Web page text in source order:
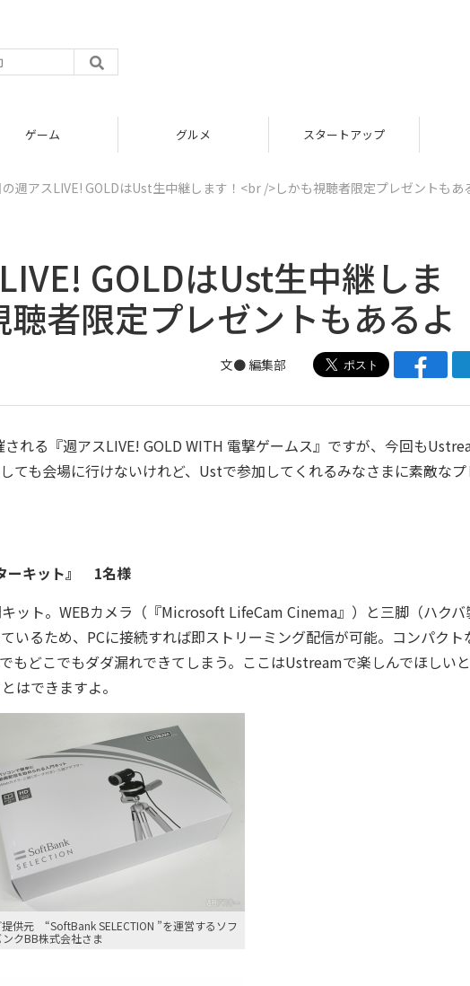
ゲーム グルメ スタートアップ
週アスLIVE! GOLDはUst生中継します！<br />しかも視聴者限定プレゼントもあ
GOLDはUst生中継しま
者限定プレゼントもあるよ
文● 編集部
れる『週アスLIVE! GOLD WITH 電撃ゲームス』ですが、今回も
も会場に行けないけれど、Ustで参加してくれるみなさまに素敵な
ーキット』 1名様
ット。WEBカメラ（『Microsoft LifeCam Cinema』）と三脚（ハクバ
いるため、PCに接続すれば即ストリーミング配信が可能。コンパクト
もどこでもダダ漏れできてしまう。ここはUstreamで楽しんでほしい
はできますよ。
供元 “SoftBank SELECTION ”を運営するソフ
ンクBB株式会社さま